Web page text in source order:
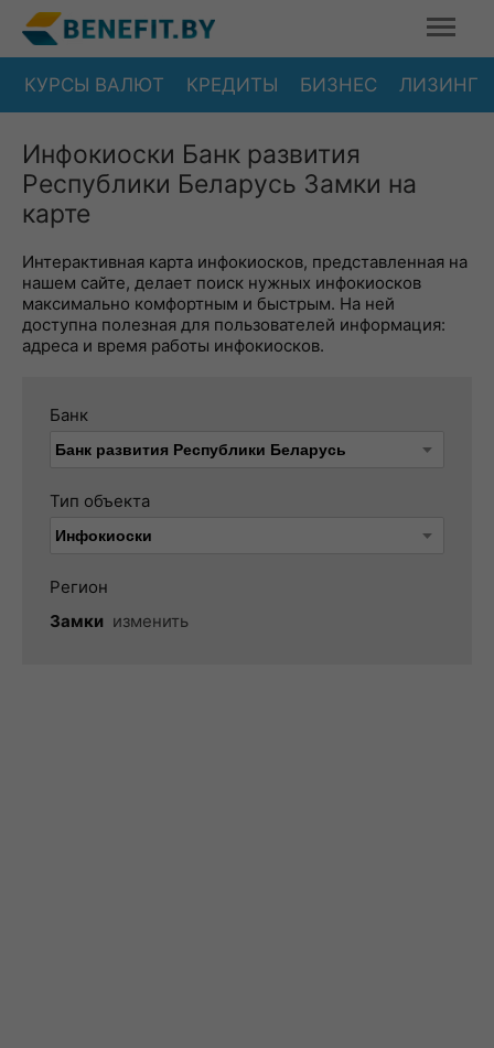
КУРСЫ ВАЛЮТ КРЕДИТЫ БИЗНЕС ЛИЗИНГ
Инфокиоски Банк развития
Республики Беларусь Замки на
карте
Интерактивная карта инфокиосков, представленная на
нашем сайте, делает поиск нужных инфокиосков
максимально комфортным и быстрым. На ней
доступна полезная для пользователей информация:
адреса и время работы инфокиосков.
Банк
Тип объекта
Регион
Замки изменить